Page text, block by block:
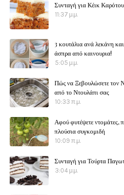
Συνταγή για Κέικ Καρότου
11:37 μ.μ.
3 κουτάλια ανά λεκάνη
άσπρα από καινουρια!
5:05 μ.μ.
Πώς να Ξεβουλώσετε τον
από το Ντουλάπι σας
10:33 π.μ.
Αφού φυτέψετε ντομάτες,
πλούσια συγκομιδή
10:09 π.μ.
Συνταγή για Τούρτα
3:04 μ.μ.